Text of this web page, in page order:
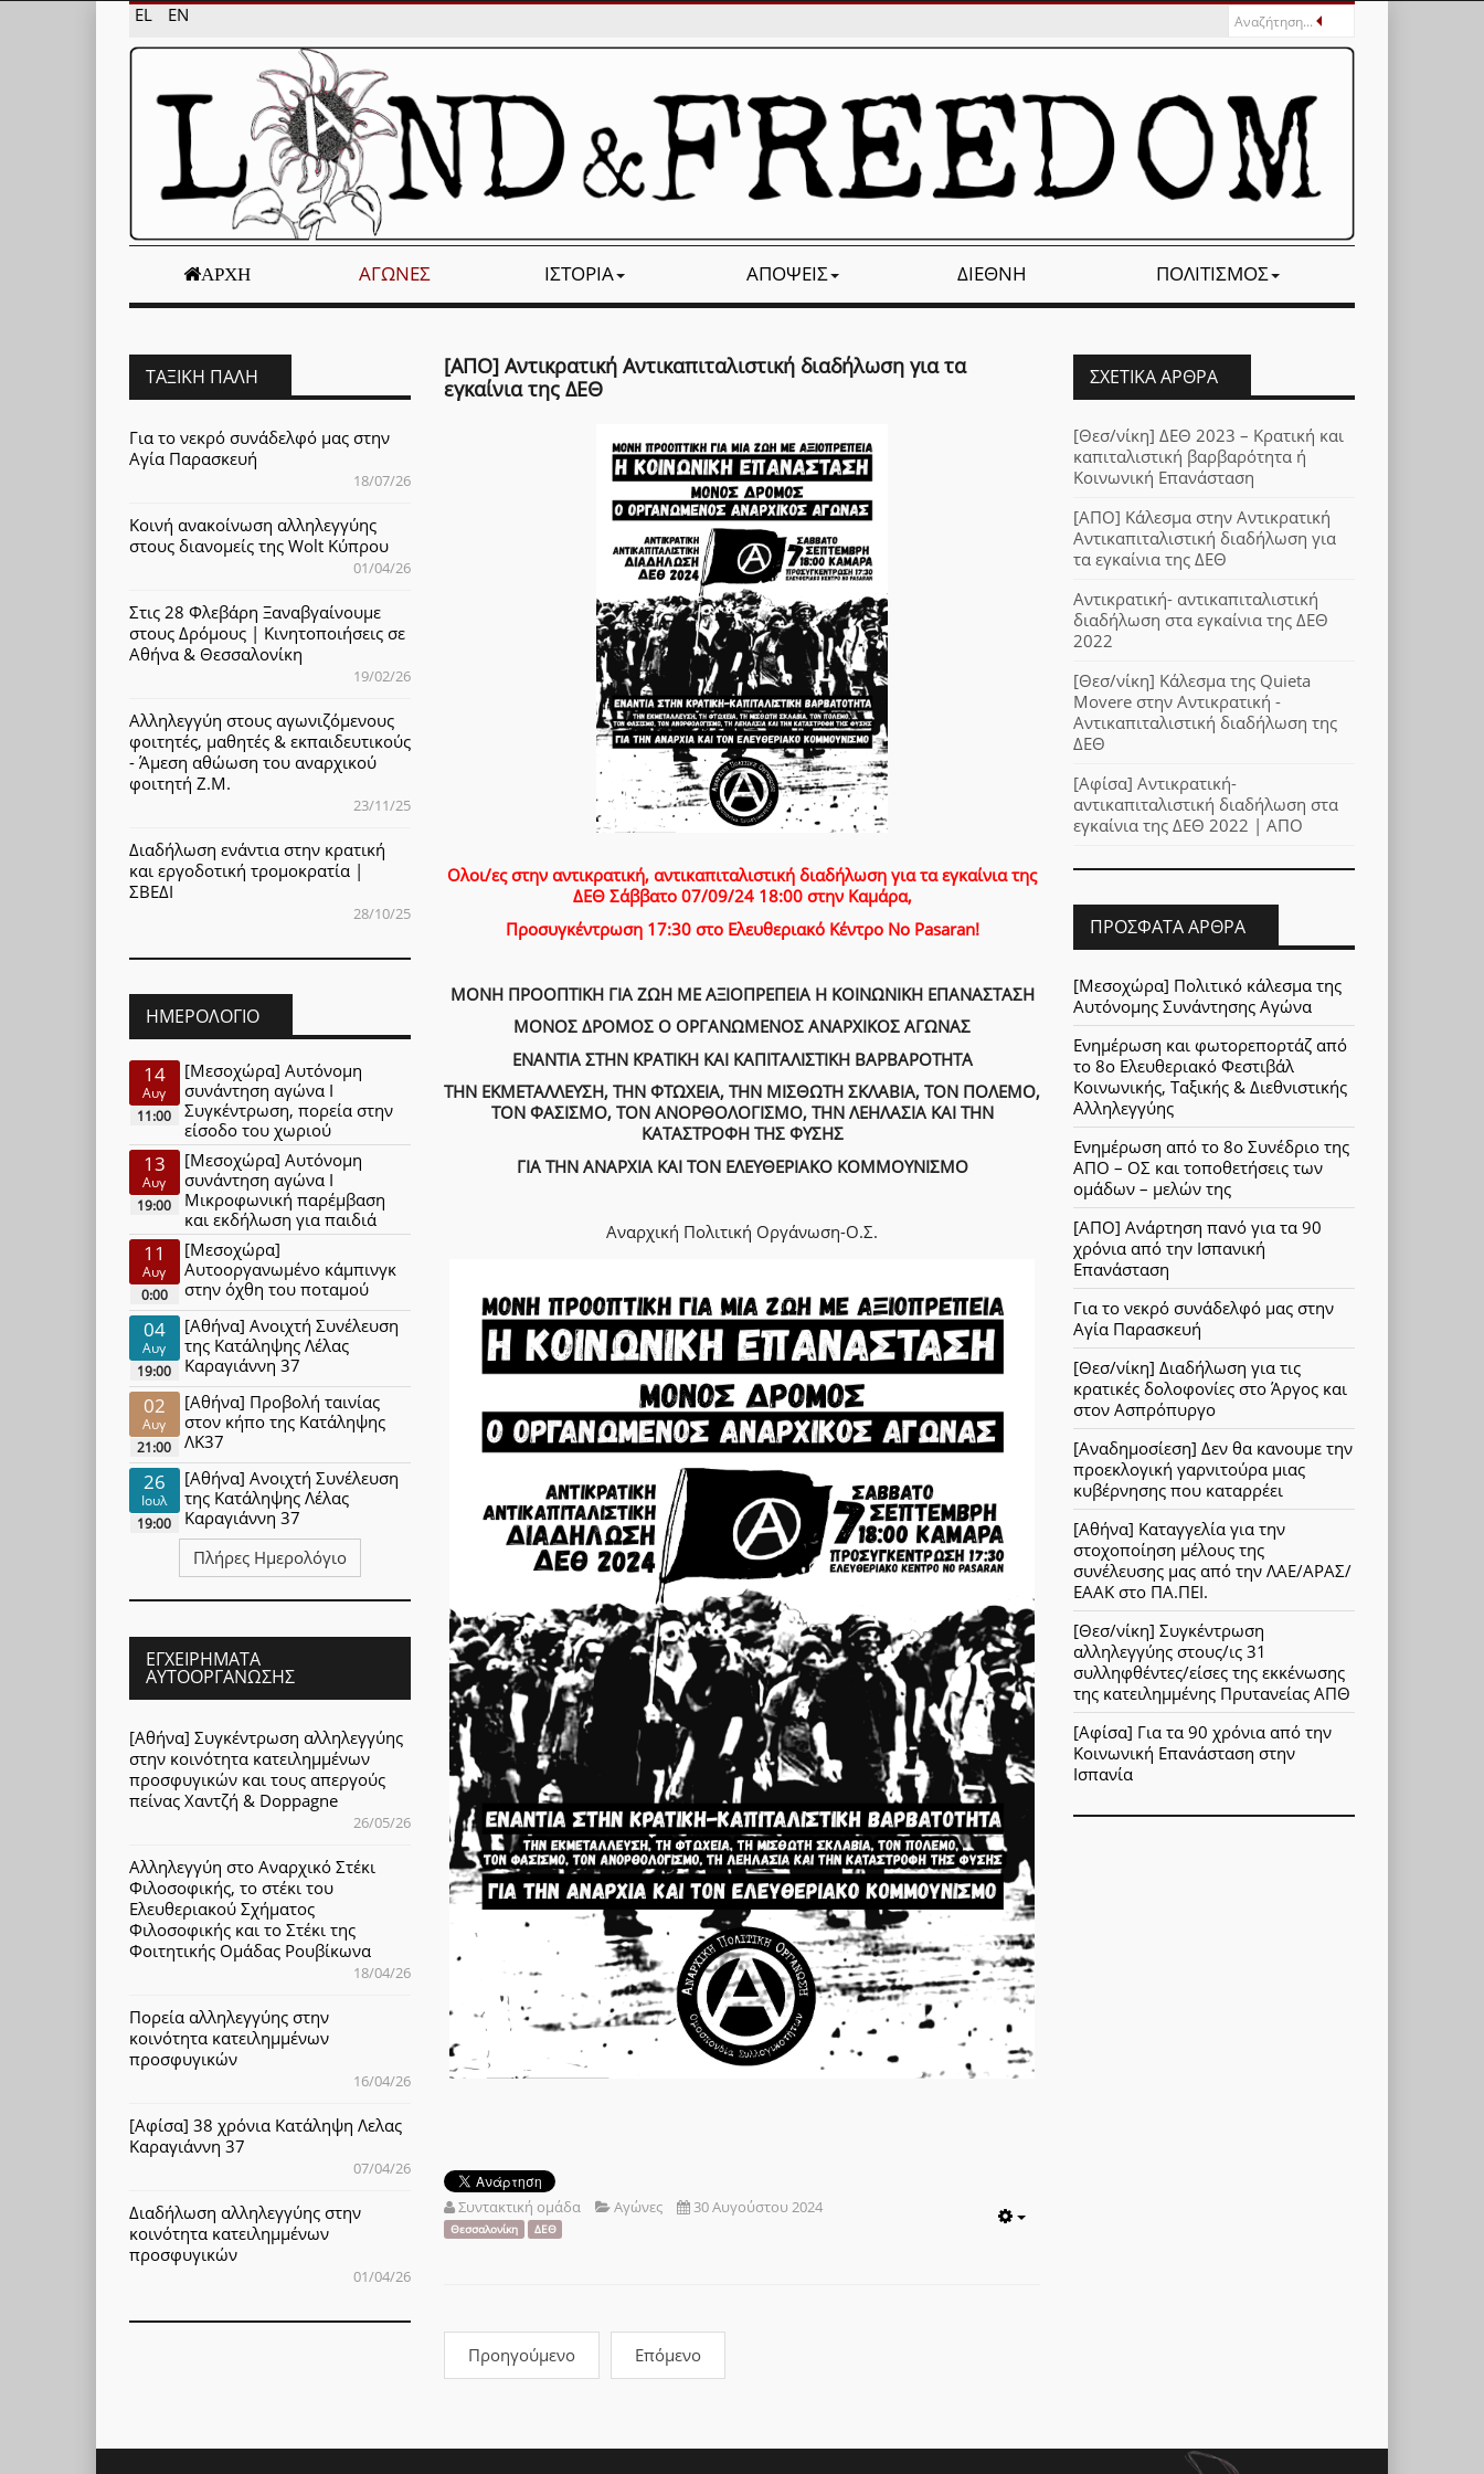
EL EN
ΑΡΧΉ ΑΓΏΝΕΣ ΙΣΤΟΡΊΑ ΑΠΌΨΕΙΣ ΔΙΕΘΝΉ ΠΟΛΙΤΙΣΜΌΣ
[AΠΟ] Αντικρατική Αντικαπιταλιστική διαδήλωση για τα
εγκαίνια της ΔΕΘ
Ολοι/ες στην αντικρατική, αντικαπιταλιστική διαδήλωση για τα εγκαίνια της
ΔΕΘ Σάββατο 07/09/24 18:00 στην Καμάρα,
Προσυγκέντρωση 17:30 στο Ελευθεριακό Κέντρο Νo Pasaran!
ΜΟΝΗ ΠΡΟΟΠΤΙΚΗ ΓΙΑ ΖΩΗ ΜΕ ΑΞΙΟΠΡΕΠΕΙΑ Η ΚΟΙΝΩΝΙΚΗ ΕΠΑΝΑΣΤΑΣΗ
ΜΟΝΟΣ ΔΡΟΜΟΣ Ο ΟΡΓΑΝΩΜΕΝΟΣ ΑΝΑΡΧΙΚΟΣ ΑΓΩΝΑΣ
ΕΝΑΝΤΙΑ ΣΤΗΝ ΚΡΑΤΙΚΗ ΚΑΙ ΚΑΠΙΤΑΛΙΣΤΙΚΗ ΒΑΡΒΑΡΟΤΗΤΑ
ΤΗΝ ΕΚΜΕΤΑΛΛΕΥΣΗ, ΤΗΝ ΦΤΩΧΕΙΑ, ΤΗΝ ΜΙΣΘΩΤΗ ΣΚΛΑΒΙΑ, ΤΟΝ ΠΟΛΕΜΟ,
ΤΟΝ ΦΑΣΙΣΜΟ, ΤΟΝ ΑΝΟΡΘΟΛΟΓΙΣΜΟ, ΤΗΝ ΛΕΗΛΑΣΙΑ ΚΑΙ ΤΗΝ
ΚΑΤΑΣΤΡΟΦΗ ΤΗΣ ΦΥΣΗΣ
ΓΙΑ ΤΗΝ ΑΝΑΡΧΙΑ ΚΑΙ ΤΟΝ ΕΛΕΥΘΕΡΙΑΚΟ ΚΟΜΜΟΥΝΙΣΜΟ
Αναρχική Πολιτική Οργάνωση-Ο.Σ.
Συντακτική ομάδα Αγώνες 30 Αυγούστου 2024
Θεσσαλονίκη ΔΕΘ
Προηγούμενο Επόμενο
ΤΑΞΙΚΉ ΠΆΛΗ
Για το νεκρό συνάδελφό μας στην
Αγία Παρασκευή
18/07/26
Κοινή ανακοίνωση αλληλεγγύης
στους διανομείς της Wolt Κύπρου
01/04/26
Στις 28 Φλεβάρη Ξαναβγαίνουμε
στους Δρόμους | Κινητοποιήσεις σε
Αθήνα & Θεσσαλονίκη
19/02/26
Αλληλεγγύη στους αγωνιζόμενους
φοιτητές, μαθητές & εκπαιδευτικούς
- Άμεση αθώωση του αναρχικού
φοιτητή Ζ.Μ.
23/11/25
Διαδήλωση ενάντια στην κρατική
και εργοδοτική τρομοκρατία |
ΣΒΕΔΙ
28/10/25
ΗΜΕΡΟΛΌΓΙΟ
14
Αυγ
11:00
[Μεσοχώρα] Αυτόνομη
συνάντηση αγώνα Ι
Συγκέντρωση, πορεία στην
είσοδο του χωριού
13
Αυγ
19:00
[Μεσοχώρα] Αυτόνομη
συνάντηση αγώνα Ι
Μικροφωνική παρέμβαση
και εκδήλωση για παιδιά
11
Αυγ
0:00
[Μεσοχώρα]
Αυτοοργανωμένο κάμπινγκ
στην όχθη του ποταμού
04
Αυγ
19:00
[Αθήνα] Ανοιχτή Συνέλευση
της Κατάληψης Λέλας
Καραγιάννη 37
02
Αυγ
21:00
[Αθήνα] Προβολή ταινίας
στον κήπο της Κατάληψης
ΛΚ37
26
Ιουλ
19:00
[Αθήνα] Ανοιχτή Συνέλευση
της Κατάληψης Λέλας
Καραγιάννη 37
Πλήρες Ημερολόγιο
ΕΓΧΕΙΡΉΜΑΤΑ
ΑΥΤΟΟΡΓΆΝΩΣΗΣ
[Αθήνα] Συγκέντρωση αλληλεγγύης
στην κοινότητα κατειλημμένων
προσφυγικών και τους απεργούς
πείνας Χαντζή & Doppagne
26/05/26
Αλληλεγγύη στο Αναρχικό Στέκι
Φιλοσοφικής, το στέκι του
Ελευθεριακού Σχήματος
Φιλοσοφικής και το Στέκι της
Φοιτητικής Ομάδας Ρουβίκωνα
18/04/26
Πορεία αλληλεγγύης στην
κοινότητα κατειλημμένων
προσφυγικών
16/04/26
[Αφίσα] 38 χρόνια Κατάληψη Λελας
Καραγιάννη 37
07/04/26
Διαδήλωση αλληλεγγύης στην
κοινότητα κατειλημμένων
προσφυγικών
01/04/26
ΣΧΕΤΙΚΆ ΆΡΘΡΑ
[Θεσ/νίκη] ΔΕΘ 2023 – Κρατική και
καπιταλιστική βαρβαρότητα ή
Κοινωνική Επανάσταση
[AΠΟ] Κάλεσμα στην Αντικρατική
Αντικαπιταλιστική διαδήλωση για
τα εγκαίνια της ΔΕΘ
Αντικρατική- αντικαπιταλιστική
διαδήλωση στα εγκαίνια της ΔΕΘ
2022
[Θεσ/νίκη] Κάλεσμα της Quieta
Movere στην Αντικρατική -
Αντικαπιταλιστική διαδήλωση της
ΔΕΘ
[Αφίσα] Αντικρατική-
αντικαπιταλιστική διαδήλωση στα
εγκαίνια της ΔΕΘ 2022 | ΑΠΟ
ΠΡΌΣΦΑΤΑ ΆΡΘΡΑ
[Μεσοχώρα] Πολιτικό κάλεσμα της
Αυτόνομης Συνάντησης Αγώνα
Ενημέρωση και φωτορεπορτάζ από
το 8ο Ελευθεριακό Φεστιβάλ
Κοινωνικής, Ταξικής & Διεθνιστικής
Αλληλεγγύης
Ενημέρωση από το 8ο Συνέδριο της
ΑΠΟ – ΟΣ και τοποθετήσεις των
ομάδων – μελών της
[ΑΠΟ] Ανάρτηση πανό για τα 90
χρόνια από την Ισπανική
Επανάσταση
Για το νεκρό συνάδελφό μας στην
Αγία Παρασκευή
[Θεσ/νίκη] Διαδήλωση για τις
κρατικές δολοφονίες στο Άργος και
στον Ασπρόπυργο
[Αναδημοσίεση] Δεν θα κανουμε την
προεκλογική γαρνιτούρα μιας
κυβέρνησης που καταρρέει
[Αθήνα] Καταγγελία για την
στοχοποίηση μέλους της
συνέλευσης μας από την ΛΑΕ/ΑΡΑΣ/
ΕΑΑΚ στο ΠΑ.ΠΕΙ.
[Θεσ/νίκη] Συγκέντρωση
αλληλεγγύης στους/ις 31
συλληφθέντες/είσες της εκκένωσης
της κατειλημμένης Πρυτανείας ΑΠΘ
[Αφίσα] Για τα 90 χρόνια από την
Κοινωνική Επανάσταση στην
Ισπανία